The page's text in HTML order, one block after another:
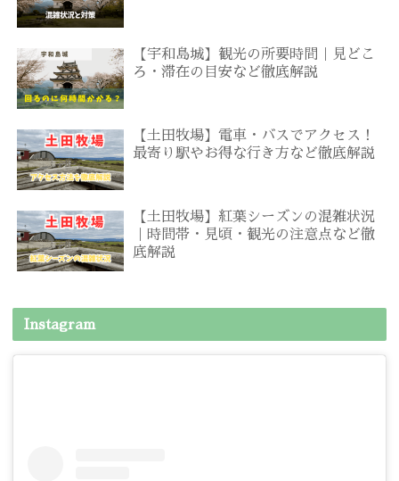
【宇和島城】観光の所要時間｜見どこ
ろ・滞在の目安など徹底解説
【土田牧場】電車・バスでアクセス！
最寄り駅やお得な行き方など徹底解説
【土田牧場】紅葉シーズンの混雑状況
｜時間帯・見頃・観光の注意点など徹
底解説
Instagram